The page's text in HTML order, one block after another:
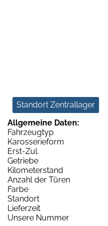
Standort Zentrallager
Allgemeine Daten:
Fahrzeugtyp
Karosserieform
Erst-Zul.
Getriebe
Kilometerstand
Anzahl der Türen
Farbe
Standort
Lieferzeit
Unsere Nummer